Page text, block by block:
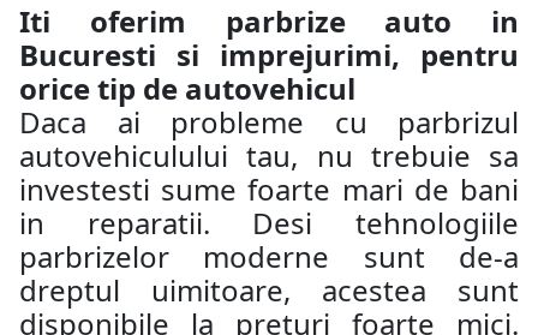
Iti oferim parbrize auto in
Bucuresti si imprejurimi, pentru
orice tip de autovehicul
Daca ai probleme cu parbrizul
autovehiculului tau, nu trebuie sa
investesti sume foarte mari de bani
in reparatii. Desi tehnologiile
parbrizelor moderne sunt de-a
dreptul uimitoare, acestea sunt
disponibile la preturi foarte mici.